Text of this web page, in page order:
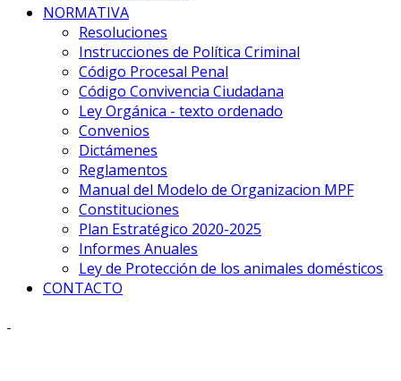
NORMATIVA
Resoluciones
Instrucciones de Política Criminal
Código Procesal Penal
Código Convivencia Ciudadana
Ley Orgánica - texto ordenado
Convenios
Dictámenes
Reglamentos
Manual del Modelo de Organizacion MPF
Constituciones
Plan Estratégico 2020-2025
Informes Anuales
Ley de Protección de los animales domésticos
CONTACTO